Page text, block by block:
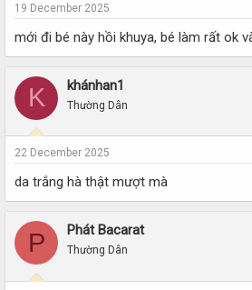
19 December 2025
mới đi bé này hồi khuya, bé làm rất ok
K khánhan1
Thường Dân
22 December 2025
da trắng hà thật mượt mà
P Phát Bacarat
Thường Dân